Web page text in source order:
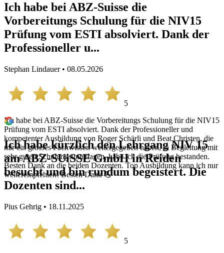
Ich habe bei ABZ-Suisse die
Vorbereitungs Schulung für die NIV15
Prüfung vom ESTI absolviert. Dank der
Professioneller u...
Stephan Lindauer • 08.05.2026
5
Ich habe bei ABZ-Suisse die Vorbereitungs Schulung für die NIV15
Prüfung vom ESTI absolviert. Dank der Professioneller und
kompetenter Ausbildung von Roger Schärli und Beat Christen, die
mir ein grosses Fachwissen weitergegeben haben, in Begleitung mit
sehr guten Schulungsunterlagen, habe ich die Prüfung bestanden.
Besten Dank an die beiden Dozenten. Top Ausbildung kann ich nur
weiterempfehlen! Besten Dank 💪
Ich habe kürzlich den Lehrgang NIV 15
am ABZ-SUiSSE GmbH in Reiden
besucht und bin rundum begeistert. Die
Dozenten sind...
Pius Gehrig • 18.11.2025
5